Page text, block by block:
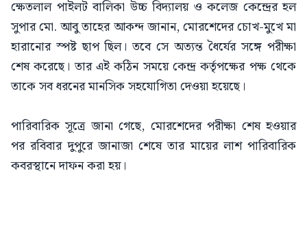
ক্ষেতলাল পাইলট বালিকা উচ্চ বিদ্যালয় ও কলেজ কেন্দ্রের হল
সুপার মো. আবু তাহের আকন্দ জানান, মোরশেদের চোখ-মুখে মা
হারানোর স্পষ্ট ছাপ ছিল। তবে সে অত্যন্ত ধৈর্যের সঙ্গে পরীক্ষা
শেষ করেছে। তার এই কঠিন সময়ে কেন্দ্র কর্তৃপক্ষের পক্ষ থেকে
তাকে সব ধরনের মানসিক সহযোগিতা দেওয়া হয়েছে।
পারিবারিক সূত্রে জানা গেছে, মোরশেদের পরীক্ষা শেষ হওয়ার
পর রবিবার দুপুরে জানাজা শেষে তার মায়ের লাশ পারিবারিক
কবরস্থানে দাফন করা হয়।